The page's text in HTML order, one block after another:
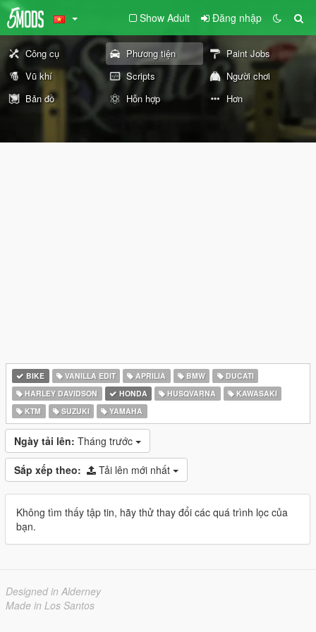
Show Adult Đăng nhập
Công cụ Phương tiện
Paint Jobs
Vũ khí
Scripts
Người chơi
Bản đồ
Hỗn hợp Hơn
BIKE VANILLA EDIT APRILIA BMW
DUCATI
HARLEY DAVIDSON
HONDA HUSQVARNA
KAWASAKI
KTM
SUZUKI YAMAHA
Ngày tải lên: Tháng trước
Sắp xếp theo: Tải lên mới nhất
Không tìm thấy tập tin, hãy thử thay đổi các quá trình lọc của
bạn.
Designed in Alderney
Made in Los Santos